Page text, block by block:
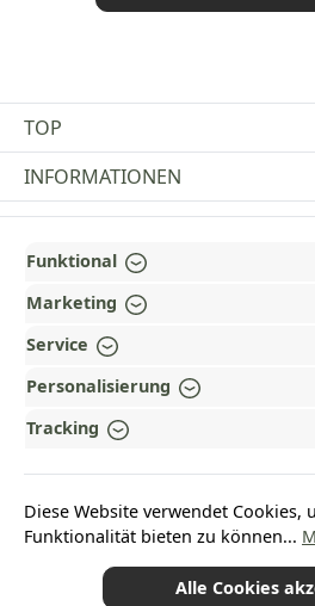
TOP
Vertrag
INFORMATIONEN
GESETZLICHE INFORMATIONEN
ZAHLUNGS- UND VERSANDARTEN
AUSGEZEICHNET UND
WARUM HEAD-SHOP.DE?
UNSERE COMMUNITIES
Funktional
Marketing
Service
Personalisierung
Tracking
Diese Website verwendet
Funktionalität bieten zu können...
Alle Cookies